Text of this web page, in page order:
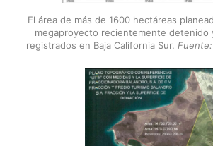
El área de más de 1600 hectáreas
megaproyecto recientemente detenido
registrados en Baja California Sur.